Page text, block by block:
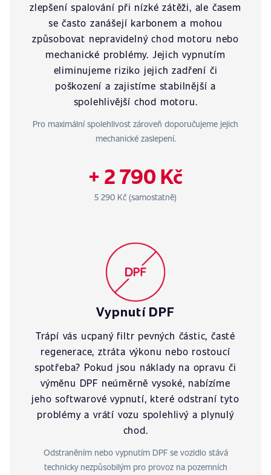
zlepšení spalování při nízké zátěži, ale časem
se často zanášejí karbonem a mohou
způsobovat nepravidelný chod motoru nebo
mechanické problémy. Jejich vypnutím
eliminujeme riziko jejich zadření či
poškození a zajistíme stabilnější a
spolehlivější chod motoru.
Pro maximální spolehlivost zároveň doporučujeme jejich
mechanické zaslepení.
+ 2 790 Kč
5 290 Kč (samostatně)
Vypnutí DPF
Trápí vás ucpaný filtr pevných částic, časté
regenerace, ztráta výkonu nebo rostoucí
spotřeba? Pokud jsou náklady na opravu či
výměnu DPF neúměrně vysoké, nabízíme
jeho softwarové vypnutí, které odstraní tyto
problémy a vrátí vozu spolehlivý a plynulý
chod.
Odstraněním nebo vypnutím DPF se vozidlo stává
technicky nezpůsobilým pro provoz na pozemních